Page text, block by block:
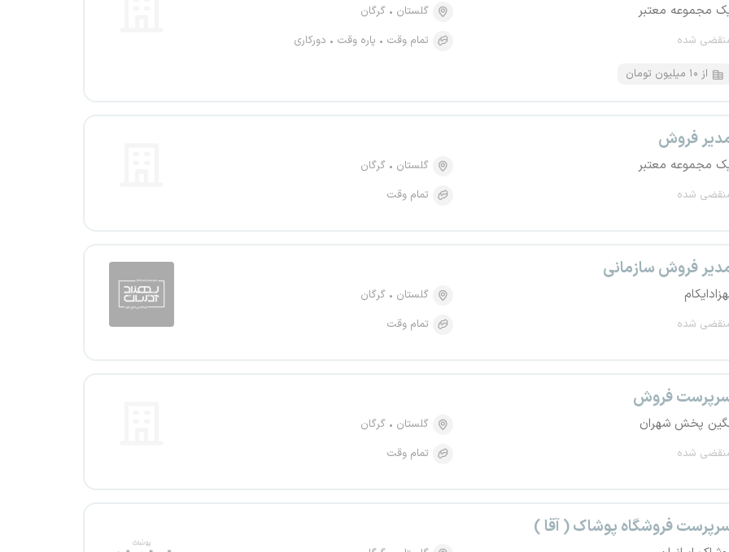
مجموعه معتبر
شده
گلستان
گرگان
تمام وقت
پاره وقت دورکاری
از ۱۰ میلیون تومان
فروش
مجموعه معتبر
شده
گلستان
گرگان
تمام وقت
فروش سازمانی
شده
گلستان
گرگان
تمام وقت
فروش
پخش شهران
شده
گلستان
گرگان
تمام وقت
فروشگاه پوشاک ( آقا )